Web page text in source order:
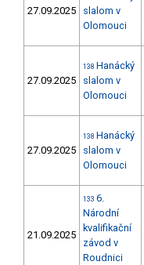
27.09.2025
slalom v
Olomouci
27.09.2025
138 Hanácký
slalom v
Olomouci
27.09.2025
138 Hanácký
slalom v
Olomouci
21.09.2025
133 6.
Národní
kvalifikační
závod v
Roudnici